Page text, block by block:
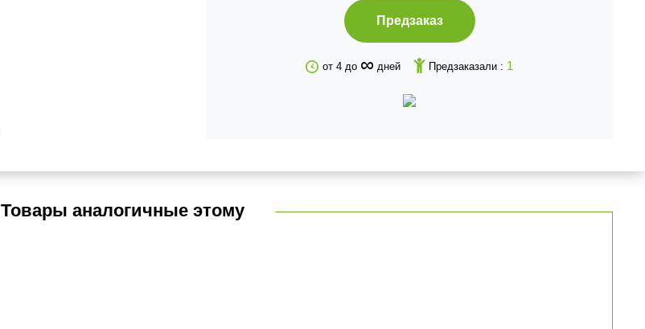
Предзаказ
от 4 до ∞ дней Предзаказали : 1
Товары аналогичные этому